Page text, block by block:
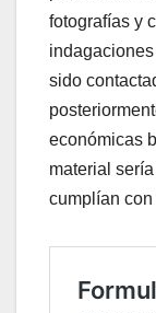
fotografías y
sido
económicas
material
cumplían